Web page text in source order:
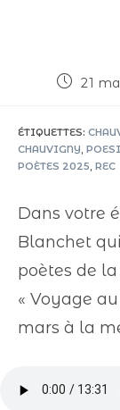
21
ÉTIQUETTES:
CHAUVIGNY,
POÈTES 2025, REC
Dans votre
Blanchet
poètes de
« Voyage
mars à la